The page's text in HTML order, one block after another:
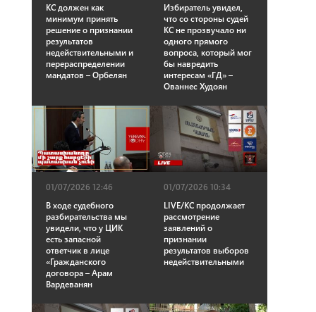
КС должен как
минимум принять
решение о признании
результатов
недействительными и
перераспределении
мандатов – Орбелян
Избиратель увидел,
что со стороны судей
КС не прозвучало ни
одного прямого
вопроса, который мог
бы навредить
интересам «ГД» –
Ованнес Худоян
01/07/2026 12:46
В ходе судебного
разбирательства мы
увидели, что у ЦИК
есть запасной
ответчик в лице
«Гражданского
договора – Арам
Вардеванян
01/07/2026 10:34
LIVE/КС продолжает
рассмотрение
заявлений о
признании
результатов выборов
недействительными